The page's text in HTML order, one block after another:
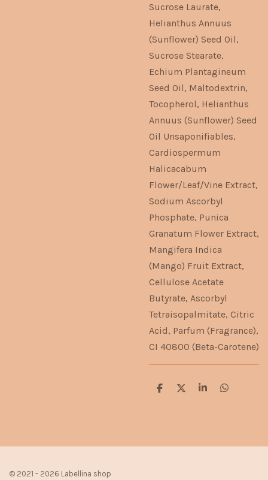
Sucrose Laurate,
Helianthus Annuus
(Sunflower) Seed Oil,
Sucrose Stearate,
Echium Plantagineum
Seed Oil, Maltodextrin,
Tocopherol, Helianthus
Annuus (Sunflower) Seed
Oil Unsaponifiables,
Cardiospermum
Halicacabum
Flower/Leaf/Vine Extract,
Sodium Ascorbyl
Phosphate, Punica
Granatum Flower Extract,
Mangifera Indica
(Mango) Fruit Extract,
Cellulose Acetate
Butyrate, Ascorbyl
Tetraisopalmitate, Citric
Acid, Parfum (Fragrance),
CI 40800 (Beta-Carotene)
D
D
S
D
© 2021 - 2026 Labellina shop